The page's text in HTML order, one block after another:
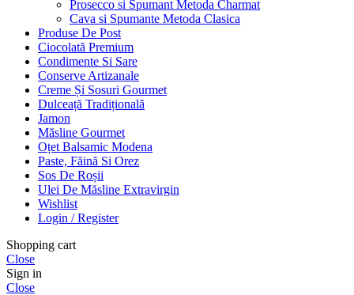
Prosecco si Spumant Metoda Charmat
Cava si Spumante Metoda Clasica
Produse De Post
Ciocolată Premium
Condimente Si Sare
Conserve Artizanale
Creme Și Sosuri Gourmet
Dulceață Tradițională
Jamon
Măsline Gourmet
Oțet Balsamic Modena
Paste, Făină Si Orez
Sos De Roșii
Ulei De Măsline Extravirgin
Wishlist
Login / Register
Shopping cart
Close
Sign in
Close